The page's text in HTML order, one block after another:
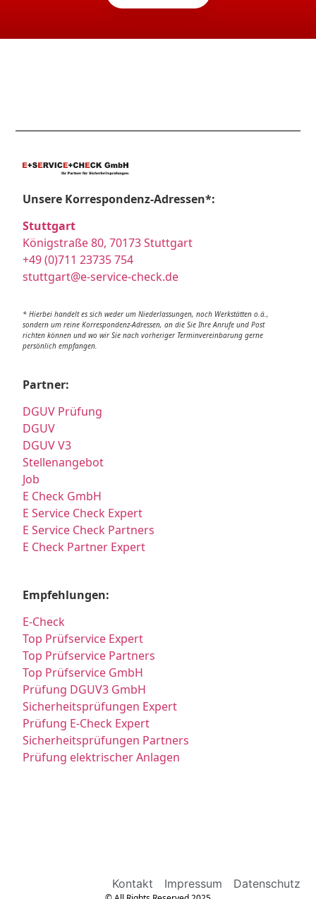
Unsere Korrespondenz-Adressen*:
Stuttgart
Königstraße 80, 70173 Stuttgart
+49 (0)711 23735 754
stuttgart@e-service-check.de
* Hierbei handelt es sich weder um Niederlassungen, noch Werkstätten o.ä.,
sondern um reine Korrespondenz-Adressen, an die Sie Ihre Anrufe und Post
richten können und wo wir Sie nach vorheriger Terminvereinbarung gerne
persönlich empfangen.
Partner:
DGUV Prüfung
DGUV
DGUV V3
Stellenangebot
Job
E Check GmbH
E Service Check Expert
E Service Check Partners
E Check Partner Expert
Empfehlungen:
E-Check
Top Prüfservice Expert
Top Prüfservice Partners
Top Prüfservice GmbH
Prüfung DGUV3 GmbH
Sicherheitsprüfungen Expert
Prüfung E-Check Expert
Sicherheitsprüfungen Partners
Prüfung elektrischer Anlagen
Kontakt Impressum Datenschutz